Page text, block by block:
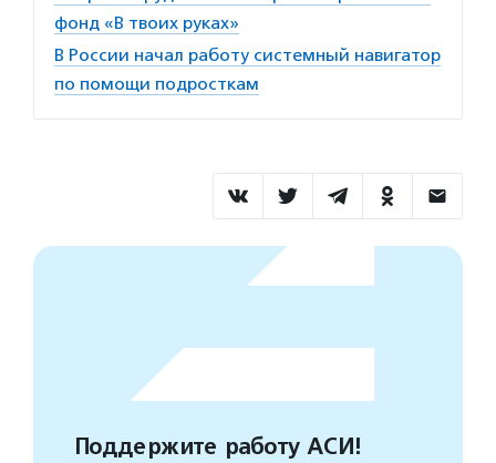
фонд «В твоих руках»
В России начал работу системный навигатор
по помощи подросткам
Поддержите работу АСИ!